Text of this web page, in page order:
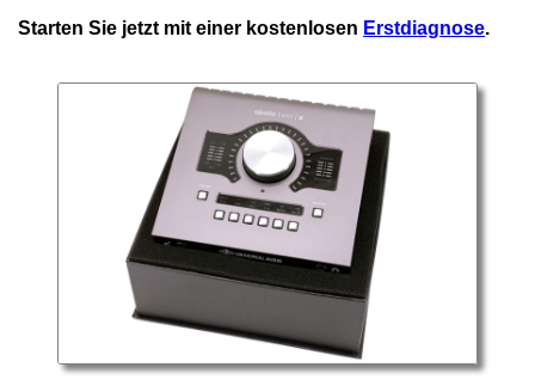
Starten Sie jetzt mit einer kostenlosen Erstdiagnose.